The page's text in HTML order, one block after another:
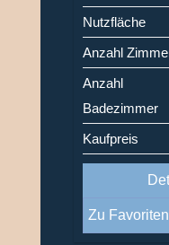
Nutzfläche
Anzahl
Anzahl
Badezimmer
Kaufpreis
Zu